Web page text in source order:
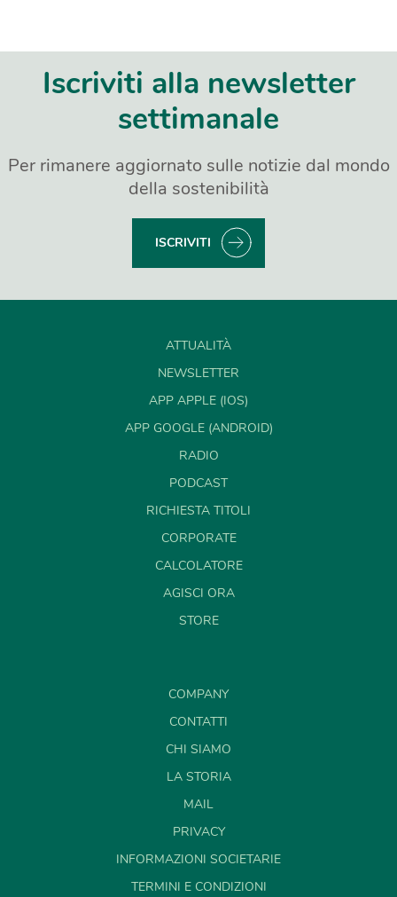
Iscriviti alla newsletter
settimanale
Per rimanere aggiornato sulle notizie dal mondo
della sostenibilità
ISCRIVITI
ATTUALITÀ
NEWSLETTER
APP APPLE (IOS)
APP GOOGLE (ANDROID)
RADIO
PODCAST
RICHIESTA TITOLI
CORPORATE
CALCOLATORE
AGISCI ORA
STORE
COMPANY
CONTATTI
CHI SIAMO
LA STORIA
MAIL
PRIVACY
INFORMAZIONI SOCIETARIE
TERMINI E CONDIZIONI